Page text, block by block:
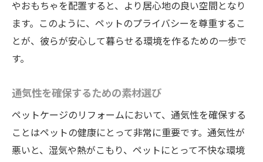
疲れにくいペットケージの床材選び
ストレス軽減を目指したケージの配置
実例紹介ペットケージリフォームで生まれ変わ
る生活空間
実際のリフォーム事例から学ぶ成功の秘訣
やおもちゃを配置すると、より居心地の良い空間となり
ます。このように、ペットのプライバシーを尊重するこ
とが、彼らが安心して暮らせる環境を作るための一歩で
す。
通気性を確保するための素材選び
ペットケージのリフォームにおいて、通気性を確保する
ことはペットの健康にとって非常に重要です。通気性が
悪いと、湿気や熱がこもり、ペットにとって不快な環境